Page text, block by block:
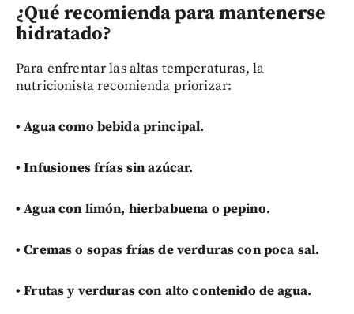
¿Qué recomienda para mantenerse
hidratado?
Para enfrentar las altas temperaturas, la
nutricionista recomienda priorizar:
•Agua como bebida principal.
•Infusiones frías sin azúcar.
•Agua con limón, hierbabuena o pepino.
•Cremas o sopas frías de verduras con poca sal.
•Frutas y verduras con alto contenido de agua.